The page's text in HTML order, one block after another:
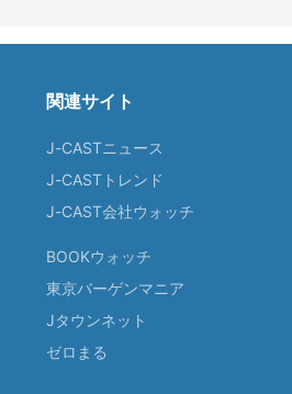
関連サイト
J-CASTニュース
J-CASTトレンド
J-CAST会社ウォッチ
BOOKウォッチ
東京バーゲンマニア
Jタウンネット
ゼロまる